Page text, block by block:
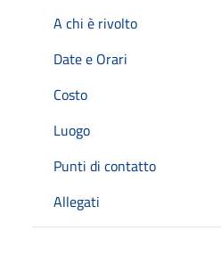
A chi è rivolto
Date e Orari
Costo
Luogo
Punti di contatto
Allegati